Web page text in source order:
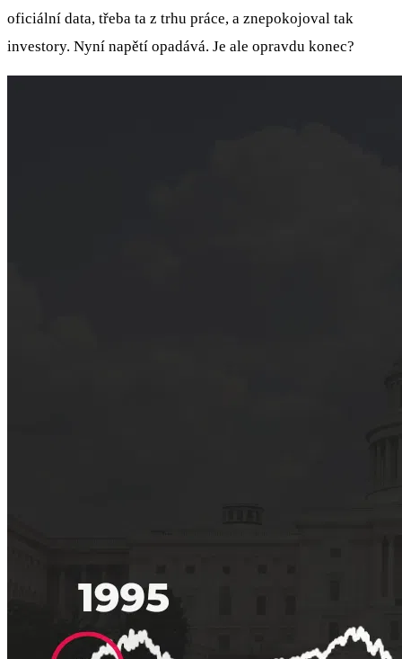
oficiální data, třeba ta z trhu práce, a znepokojoval tak
investory. Nyní napětí opadává. Je ale opravdu konec?